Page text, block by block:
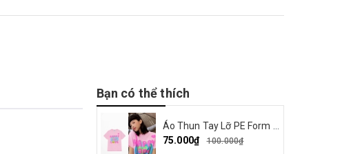
Bạn có thể thích
75.000₫
100.000₫